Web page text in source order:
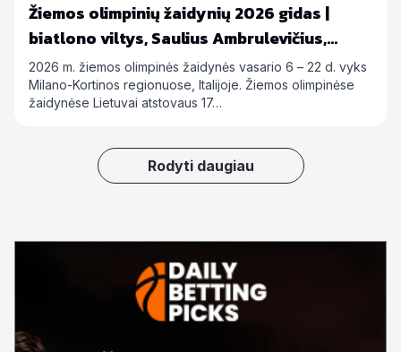
Žiemos olimpinių žaidynių 2026 gidas |
biatlono viltys, Saulius Ambrulevičius,
Allison Reed ir kiti
2026 m. žiemos olimpinės žaidynės vasario 6 – 22 d. vyks
Milano-Kortinos regionuose, Italijoje. Žiemos olimpinėse
žaidynėse Lietuvai atstovaus 17…
Rodyti daugiau